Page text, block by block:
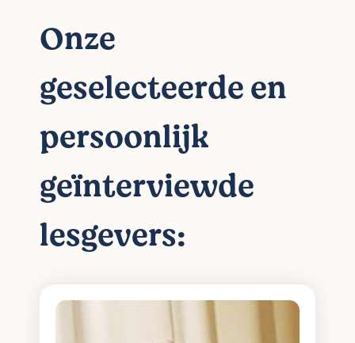
Onze
geselecteerde en
persoonlijk
geïnterviewde
lesgevers: